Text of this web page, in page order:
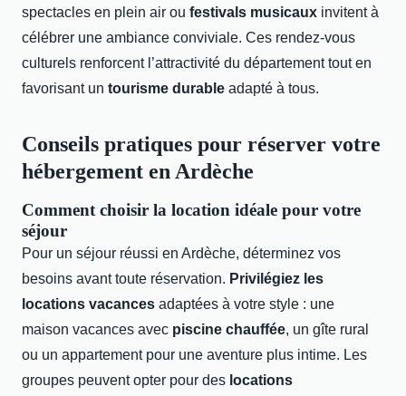
spectacles en plein air ou festivals musicaux invitent à
célébrer une ambiance conviviale. Ces rendez-vous
culturels renforcent l’attractivité du département tout en
favorisant un tourisme durable adapté à tous.
Conseils pratiques pour réserver votre
hébergement en Ardèche
Comment choisir la location idéale pour votre
séjour
Pour un séjour réussi en Ardèche, déterminez vos
besoins avant toute réservation. Privilégiez les
locations vacances adaptées à votre style : une
maison vacances avec piscine chauffée, un gîte rural
ou un appartement pour une aventure plus intime. Les
groupes peuvent opter pour des locations